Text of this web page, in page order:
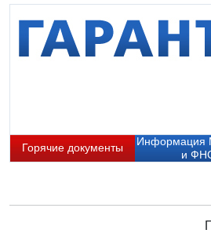
Горячие документы
Информация
и